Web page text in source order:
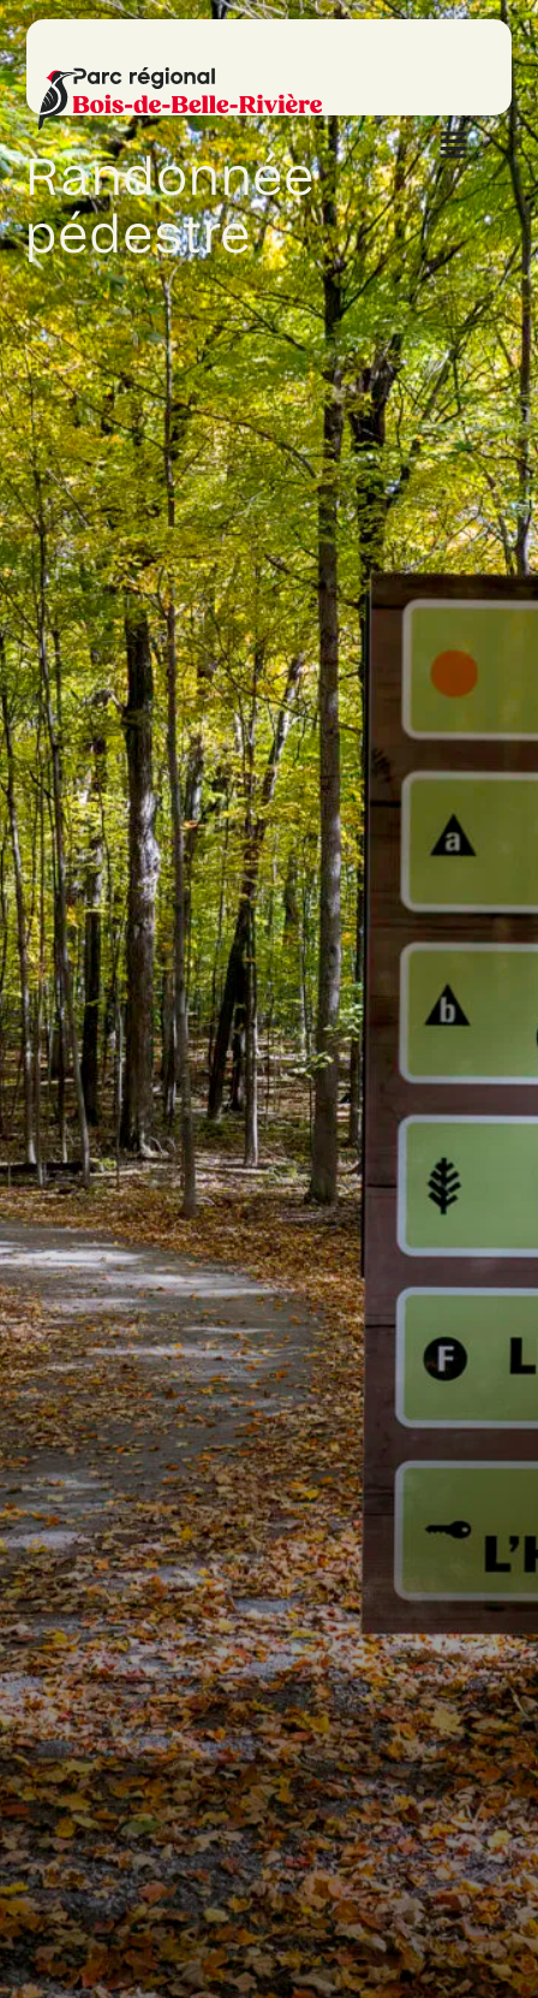
Randonnée
pédestre